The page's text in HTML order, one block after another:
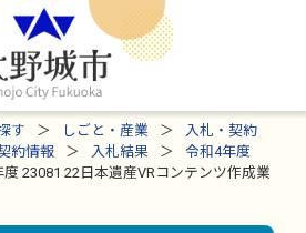
す しごと・産業
入札・契約
約情報
入札結果
令和4年度
23081 22日本遺産VRコンテンツ作成業